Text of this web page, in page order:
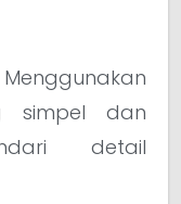
simpel dan
detail